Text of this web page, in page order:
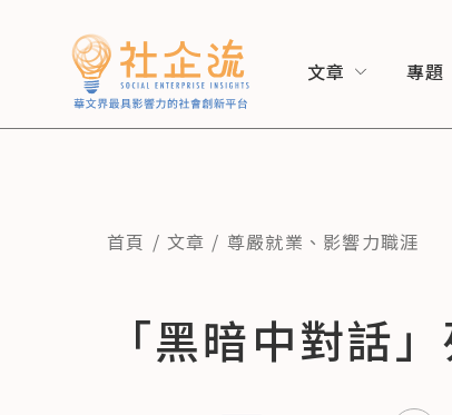
文章 專題
首頁 文章 尊嚴就業 、 影響力職涯
「黑暗中對話